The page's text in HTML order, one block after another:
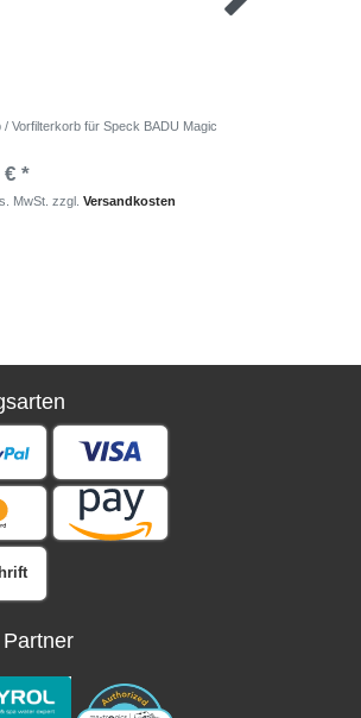
/ Vorfilterkorb für Speck BADU Magic
€ *
MwSt. zzgl.Versandkosten